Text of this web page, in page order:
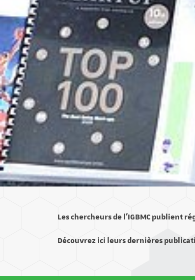
Les chercheurs de l’IGBMC publient
Découvrez ici leurs dernières